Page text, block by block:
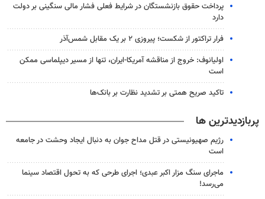
پرداخت حقوق بازنشستگان در شرایط فعلی فشار مالی سنگینی بر دولت
دارد
فرار تراکتور از شکست؛ پیروزی ۲ بر یک مقابل شمس‌آذر
اولیانوف: خروج از مناقشه آمریکا-ایران، تنها از مسیر دیپلماسی ممکن
است
تاکید صریح همتی بر تشدید نظارت بر بانک‌ها
پربازدیدترین ها
رژیم صهیونیستی در قتل مداح جوان به دنبال ایجاد وحشت در جامعه
است
ماجرای سنگ مزار اکبر عبدی؛ اجرای طرحی که به تحول اقتصاد سینما
می‌رسد!